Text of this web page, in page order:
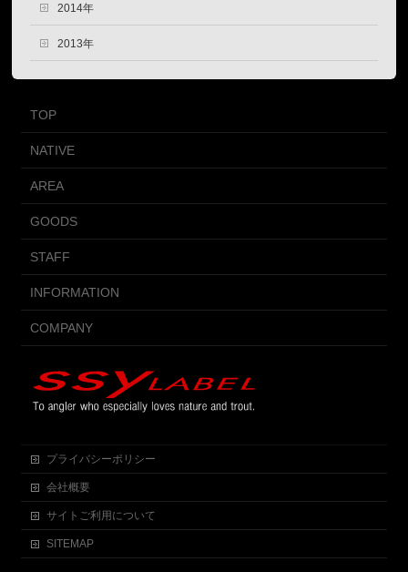
2014年
2013年
TOP
NATIVE
AREA
GOODS
STAFF
INFORMATION
COMPANY
プライバシーポリシー
会社概要
サイトご利用について
SITEMAP